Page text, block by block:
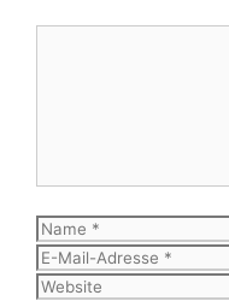
Name